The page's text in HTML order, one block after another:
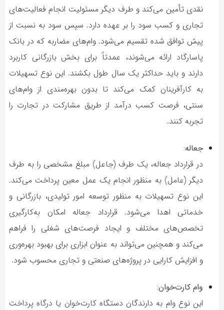
نقدی تأمین می‌کند و طرف دیگر مسئولیت انجام فعالیت‌های
تجاری و کسب سود را بر عهده دارد. سپس سود به نسبت از
پیش توافق شده تقسیم می‌شود. وام‌های مضاربه که در بانک
پاسارگاد ارائه می‌شوند، عمدتاً برای بخش بازرگانی کاربرد
دارند و باید حداکثر یک سال طول بکشند. این نوع تسهیلات
به کارآفرینان کمک می‌کند تا بدون بهره‌مندی از وام‌های
سنتی، فرصت کسب درآمد از طریق مشارکت در تجارت را
تجربه کنند.
جعاله:
در قرارداد جعاله، یک طرف (جاعل) مبلغ مشخصی را به طرف
دیگر (عامل) به منظور انجام یک عمل معین پرداخت می‌کند.
این نوع تسهیلات به منظور توسعه امور تولیدی، بازرگانی و
خدماتی اهدا می‌شود. قرارداد جعاله امکان به‌کارگیری
تخصص‌های مختلف و ایجاد فرصت‌های شغلی را فراهم
می‌کند و همچنین می‌تواند به عنوان ابزاری برای بهبود بهره‌وری
و افزایش کارایی در پروژه‌های صنعتی و تجاری محسوب شود.
وام کارت‌خوان:
این نوع وام به دارندگان دستگاه کارت‌خوان یا درگاه پرداخت